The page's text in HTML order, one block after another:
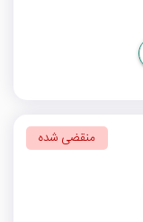
منقضی شده